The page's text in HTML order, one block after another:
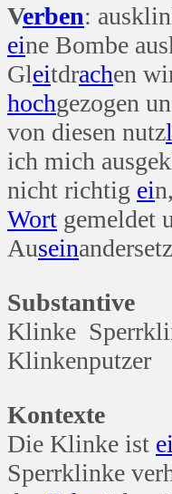
Verben:
eine Bombe
Gleitdrachen
hochgezogen
von diesen nutz
ich mich
nicht richtig ei
Wort gemeldet
Ausein
Substantive
Klinke
Klinkenputzer
Kontexte
Die Klinke ist ei
Sperrklinke